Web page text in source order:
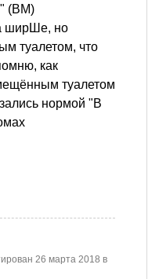
(ВМ)
ширШе, но
туалетом, что
как
туалетом
нормой "В
26 марта 2018 в